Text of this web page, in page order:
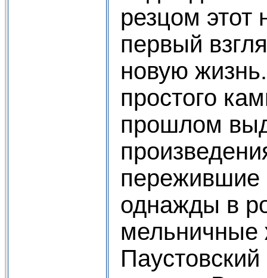
резцом этот
первый
новую
простого
прошлом
пережившие
однажды в
мельничные